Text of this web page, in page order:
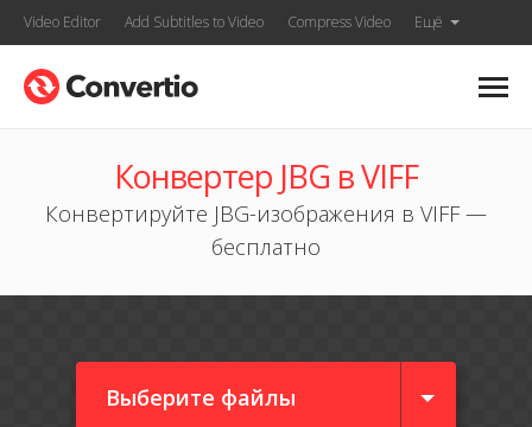
Video Editor Add Subtitles to Video Compress Video Ещё
Конвертер JBG в VIFF
Конвертируйте JBG-изображения в VIFF —
бесплатно
Выберите файлы